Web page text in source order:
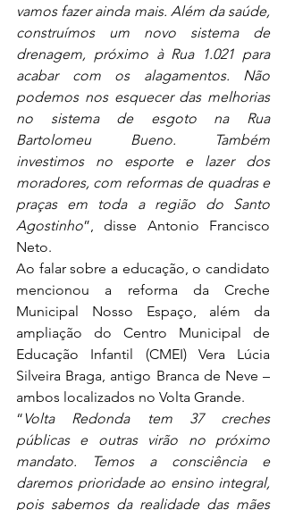
vamos fazer ainda mais. Além da saúde,
construímos um novo sistema de
drenagem, próximo à Rua 1.021 para
acabar com os alagamentos. Não
podemos nos esquecer das melhorias
no sistema de esgoto na Rua
Bartolomeu Bueno. Também
investimos no esporte e lazer dos
moradores, com reformas de quadras e
praças em toda a região do Santo
Agostinho”, disse Antonio Francisco
Neto.
Ao falar sobre a educação, o candidato
mencionou a reforma da Creche
Municipal Nosso Espaço, além da
ampliação do Centro Municipal de
Educação Infantil (CMEI) Vera Lúcia
Silveira Braga, antigo Branca de Neve –
ambos localizados no Volta Grande.
“Volta Redonda tem 37 creches
públicas e outras virão no próximo
mandato. Temos a consciência e
daremos prioridade ao ensino integral,
pois sabemos da realidade das mães